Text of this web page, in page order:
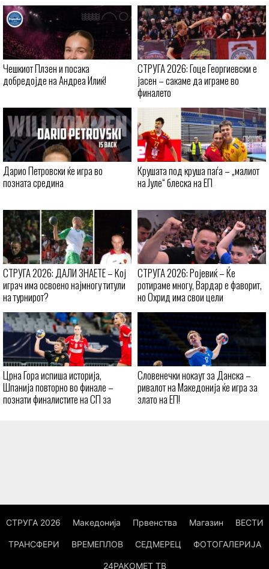
Чешкиот Плзен и посака
добредојде на Андреа Илиќ!
СТРУГА 2026: Гоце Георгиевски е
јасен – сакаме да играме во
финалето
Дарио Петровски ќе игра во
позната средина
Крушата под круша паѓа – „малиот
на Јуле“ блеска на ЕП
СТРУГА 2026: ДАЛИ ЗНАЕТЕ – Кој
играч има освоено најмногу титули
на турнирот?
СТРУГА 2026: Ројевиќ – Ќе
ротираме многу, Вардар е фаворит,
но Охрид има свои цели
Црна Гора испиша историја,
Шпанија повторно во финале –
познати финалистите на СП за
Словенечки нокаут за Данска –
ривалот на Македонија ќе игра за
злато на ЕП!
СТРУГА 2026 Македонија Првенства Магазин ВЕСТИ
ТРАНСФЕРИ ВРЕМЕПЛОВ СЕДМЕРЕЦ ФОТОГАЛЕРИЈА
24РАКОМЕТ ТВ